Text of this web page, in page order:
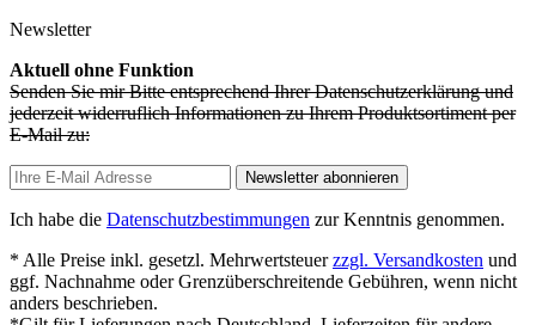
Newsletter
Aktuell ohne Funktion
Senden Sie mir Bitte entsprechend Ihrer Datenschutzerklärung und
jederzeit widerruflich Informationen zu Ihrem Produktsortiment per
E-Mail zu:
Newsletter abonnieren
Ich habe die Datenschutzbestimmungen zur Kenntnis genommen.
* Alle Preise inkl. gesetzl. Mehrwertsteuerzzgl. Versandkosten und
ggf. Nachnahme oder Grenzüberschreitende Gebühren, wenn nicht
anders beschrieben.